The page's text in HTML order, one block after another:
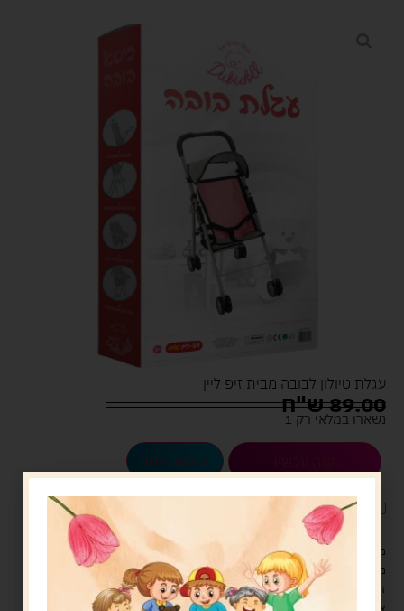
עגלת טיולון לבובה מבית זיפ ליין
89.00ש"ח
נשארו במלאי רק 1
הוספה לסל
לארוז את המוצר באריזת מתנה
מעל 329 ש"ח, משלוח עם שליח עד הבית חינם! – 0 ₪
משלוח עם שליח עד הבית: 29 ש"ח
זמן אספקה: עד 4 ימי עסקים.
איסוף עצמי: מ"ביתר טויס" רחוב בניין דוד 18, ביתר עילית.